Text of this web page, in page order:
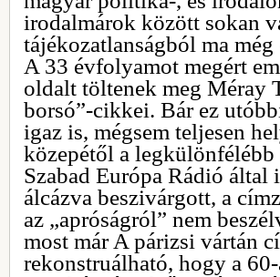
irodalmárok között sokan
tájékozatlanságból ma
A 33 évfolyamot megért
oldalt töltenek meg Méray
borsó”-cikkei. Bár ez
igaz is, mégsem teljesen
közepétől a legkülönfélébb
Szabad Európa Rádió által
álcázva beszivárgott, a
az „apróságról” nem
most már A párizsi vártán
rekonstruálható, hogy a